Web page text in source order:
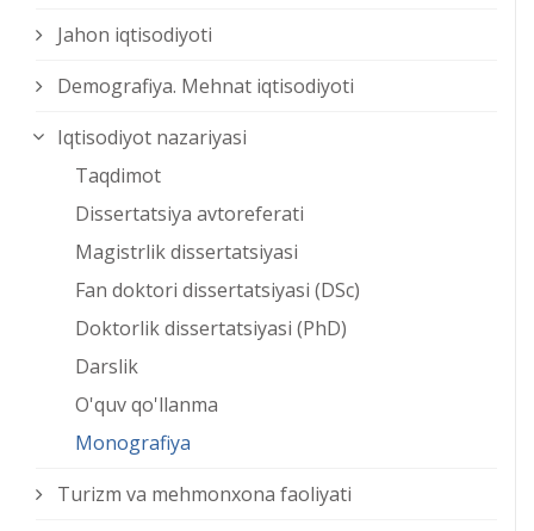
Jahon iqtisodiyoti
Demografiya. Mehnat iqtisodiyoti
Iqtisodiyot nazariyasi
Taqdimot
Dissertatsiya avtoreferati
Magistrlik dissertatsiyasi
Fan doktori dissertatsiyasi (DSc)
Doktorlik dissertatsiyasi (PhD)
Darslik
O'quv qo'llanma
Monografiya
Turizm va mehmonxona faoliyati